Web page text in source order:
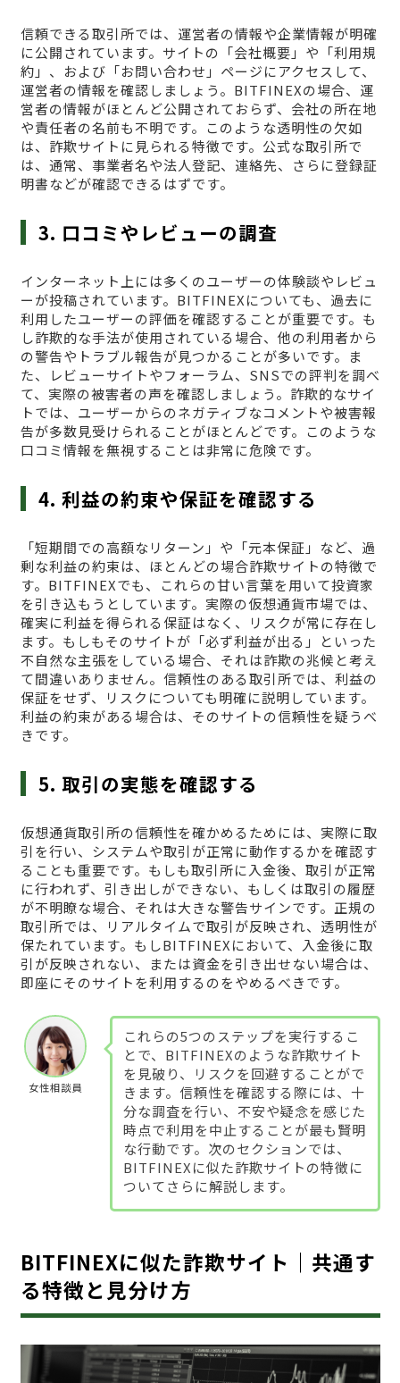
信頼できる取引所では、運営者の情報や企業情報が明確
に公開されています。サイトの「会社概要」や「利用規
約」、および「お問い合わせ」ページにアクセスして、
運営者の情報を確認しましょう。BITFINEXの場合、運
営者の情報がほとんど公開されておらず、会社の所在地
や責任者の名前も不明です。このような透明性の欠如
は、詐欺サイトに見られる特徴です。公式な取引所で
は、通常、事業者名や法人登記、連絡先、さらに登録証
明書などが確認できるはずです。
3. 口コミやレビューの調査
インターネット上には多くのユーザーの体験談やレビュ
ーが投稿されています。BITFINEXについても、過去に
利用したユーザーの評価を確認することが重要です。も
し詐欺的な手法が使用されている場合、他の利用者から
の警告やトラブル報告が見つかることが多いです。ま
た、レビューサイトやフォーラム、SNSでの評判を調べ
て、実際の被害者の声を確認しましょう。詐欺的なサイ
トでは、ユーザーからのネガティブなコメントや被害報
告が多数見受けられることがほとんどです。このような
口コミ情報を無視することは非常に危険です。
4. 利益の約束や保証を確認する
「短期間での高額なリターン」や「元本保証」など、過
剰な利益の約束は、ほとんどの場合詐欺サイトの特徴で
す。BITFINEXでも、これらの甘い言葉を用いて投資家
を引き込もうとしています。実際の仮想通貨市場では、
確実に利益を得られる保証はなく、リスクが常に存在し
ます。もしもそのサイトが「必ず利益が出る」といった
不自然な主張をしている場合、それは詐欺の兆候と考え
て間違いありません。信頼性のある取引所では、利益の
保証をせず、リスクについても明確に説明しています。
利益の約束がある場合は、そのサイトの信頼性を疑うべ
きです。
5. 取引の実態を確認する
仮想通貨取引所の信頼性を確かめるためには、実際に取
引を行い、システムや取引が正常に動作するかを確認す
ることも重要です。もしも取引所に入金後、取引が正常
に行われず、引き出しができない、もしくは取引の履歴
が不明瞭な場合、それは大きな警告サインです。正規の
取引所では、リアルタイムで取引が反映され、透明性が
保たれています。もしBITFINEXにおいて、入金後に取
引が反映されない、または資金を引き出せない場合は、
即座にそのサイトを利用するのをやめるべきです。
女性相談員
これらの5つのステップを実行するこ
とで、BITFINEXのような詐欺サイト
を見破り、リスクを回避することがで
きます。信頼性を確認する際には、十
分な調査を行い、不安や疑念を感じた
時点で利用を中止することが最も賢明
な行動です。次のセクションでは、
BITFINEXに似た詐欺サイトの特徴に
ついてさらに解説します。
BITFINEXに似た詐欺サイト｜共通す
る特徴と見分け方